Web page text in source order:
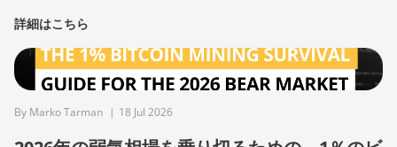
詳細はこちら
By Marko Tarman | 18 Jul 2026